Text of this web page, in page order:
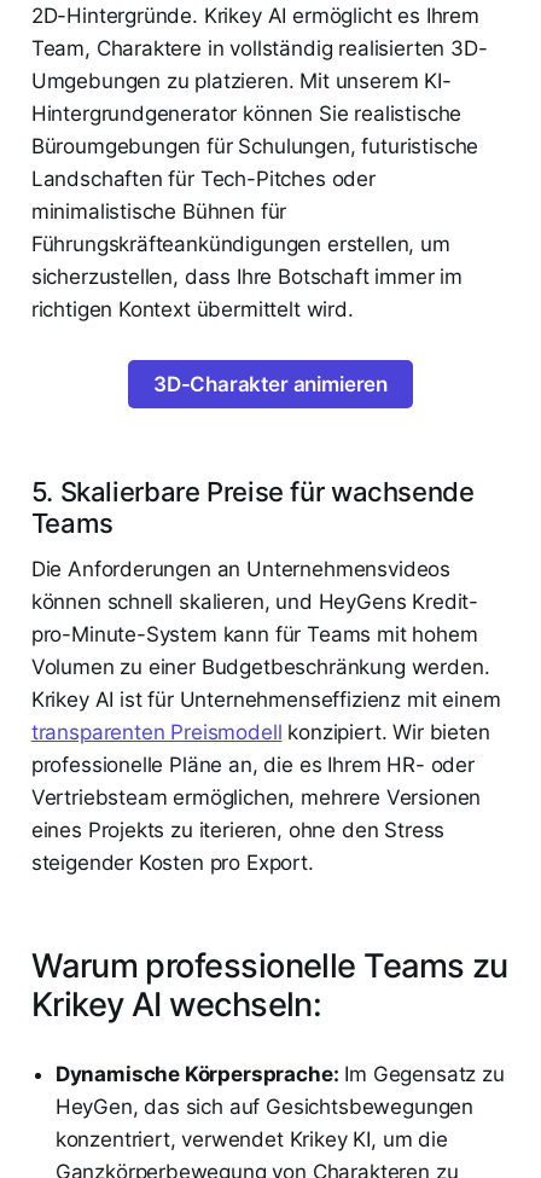
2D-Hintergründe. Krikey AI ermöglicht es Ihrem
Team, Charaktere in vollständig realisierten 3D-
Umgebungen zu platzieren. Mit unserem KI-
Hintergrundgenerator können Sie realistische
Büroumgebungen für Schulungen, futuristische
Landschaften für Tech-Pitches oder
minimalistische Bühnen für
Führungskräfteankündigungen erstellen, um
sicherzustellen, dass Ihre Botschaft immer im
richtigen Kontext übermittelt wird.
3D-Charakter animieren
5. Skalierbare Preise für wachsende
Teams
Die Anforderungen an Unternehmensvideos
können schnell skalieren, und HeyGens Kredit-
pro-Minute-System kann für Teams mit hohem
Volumen zu einer Budgetbeschränkung werden.
Krikey AI ist für Unternehmenseffizienz mit einem
transparenten Preismodell konzipiert. Wir bieten
professionelle Pläne an, die es Ihrem HR- oder
Vertriebsteam ermöglichen, mehrere Versionen
eines Projekts zu iterieren, ohne den Stress
steigender Kosten pro Export.
Warum professionelle Teams zu
Krikey AI wechseln:
Dynamische Körpersprache: Im Gegensatz zu
HeyGen, das sich auf Gesichtsbewegungen
konzentriert, verwendet Krikey KI, um die
Ganzkörperbewegung von Charakteren zu